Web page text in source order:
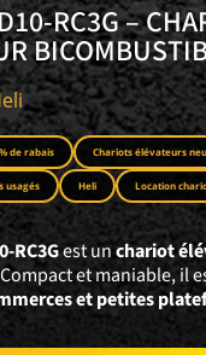
RC3G –
de rabais Chariots élévateurs
usagés Heli Location
RC3Gest unchariot
et maniable, il
et petites